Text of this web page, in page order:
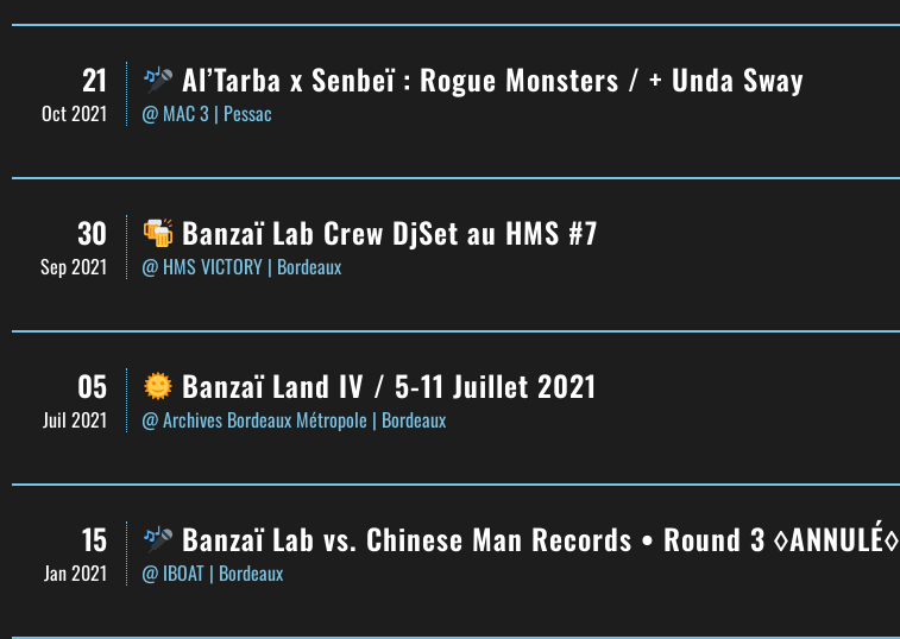
21
Oct 2021
Al’Tarba x Senbeï : Rogue Monsters / + Unda Sway
@ MAC 3 | Pessac
30
Sep 2021
Banzaï Lab Crew DjSet au HMS #7
@ HMS VICTORY | Bordeaux
05
Juil 2021
Banzaï Land IV / 5-11 Juillet 2021
@ Archives Bordeaux Métropole | Bordeaux
15
Jan 2021
Banzaï Lab vs. Chinese Man Records • Round 3 ◊ANNULÉ◊
@ IBOAT | Bordeaux